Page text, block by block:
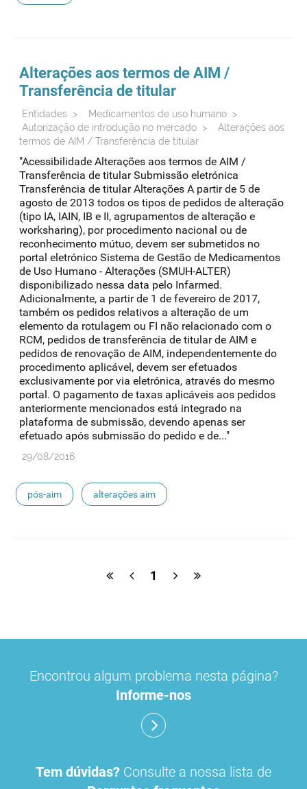
Alterações aos termos de AIM /
Transferência de titular
Entidades > Medicamentos de uso humano >
Autorização de introdução no mercado >
Alterações aos
termos de AIM / Transferência de titular
"Acessibilidade Alterações aos termos de AIM /
Transferência de titular Submissão eletrónica
Transferência de titular Alterações A partir de 5 de
agosto de 2013 todos os tipos de pedidos de alteração
(tipo IA, IAIN, IB e II, agrupamentos de alteração e
worksharing), por procedimento nacional ou de
reconhecimento mútuo, devem ser submetidos no
portal eletrónico Sistema de Gestão de Medicamentos
de Uso Humano - Alterações (SMUH-ALTER)
disponibilizado nessa data pelo Infarmed.
Adicionalmente, a partir de 1 de fevereiro de 2017,
também os pedidos relativos a alteração de um
elemento da rotulagem ou FI não relacionado com o
RCM, pedidos de transferência de titular de AIM e
pedidos de renovação de AIM, independentemente do
procedimento aplicável, devem ser efetuados
exclusivamente por via eletrónica, através do mesmo
portal. O pagamento de taxas aplicáveis aos pedidos
anteriormente mencionados está integrado na
plataforma de submissão, devendo apenas ser
efetuado após submissão do pedido e de..."
29/08/2016
pós-aim alterações aim
1
Encontrou algum problema nesta página?
Informe-nos
Tem dúvidas? Consulte a nossa lista de